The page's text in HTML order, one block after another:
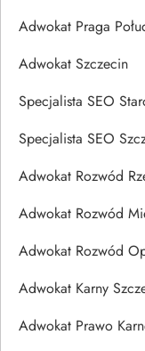
Adwokat Praga
Adwokat Szczecin
Specjalista SEO
Specjalista SEO
Adwokat Rozwód
Adwokat Rozwód
Adwokat Rozwód
Adwokat Karny
Adwokat Prawo